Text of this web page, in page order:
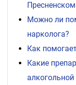
Можно ли
нарколога?
Как
Какие